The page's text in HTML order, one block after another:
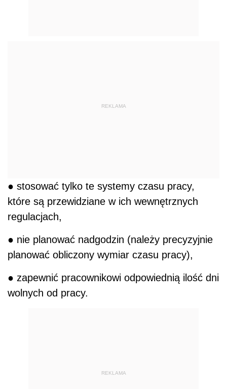
REKLAMA
● stosować tylko te systemy czasu pracy,
które są przewidziane w ich wewnętrznych
regulacjach,
● nie planować nadgodzin (należy precyzyjnie
planować obliczony wymiar czasu pracy),
● zapewnić pracownikowi odpowiednią ilość dni
wolnych od pracy.
REKLAMA